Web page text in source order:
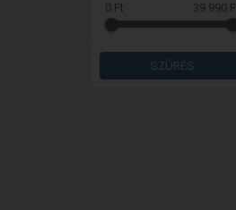
0 Ft 39 990
SZŰRÉS